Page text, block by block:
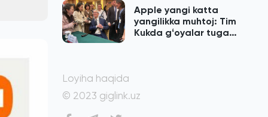
Apple yangi katta
yangilikka muhtoj: Tim
Kukda gʻoyalar tugab
Loyiha haqida
© 2023 giglink.uz